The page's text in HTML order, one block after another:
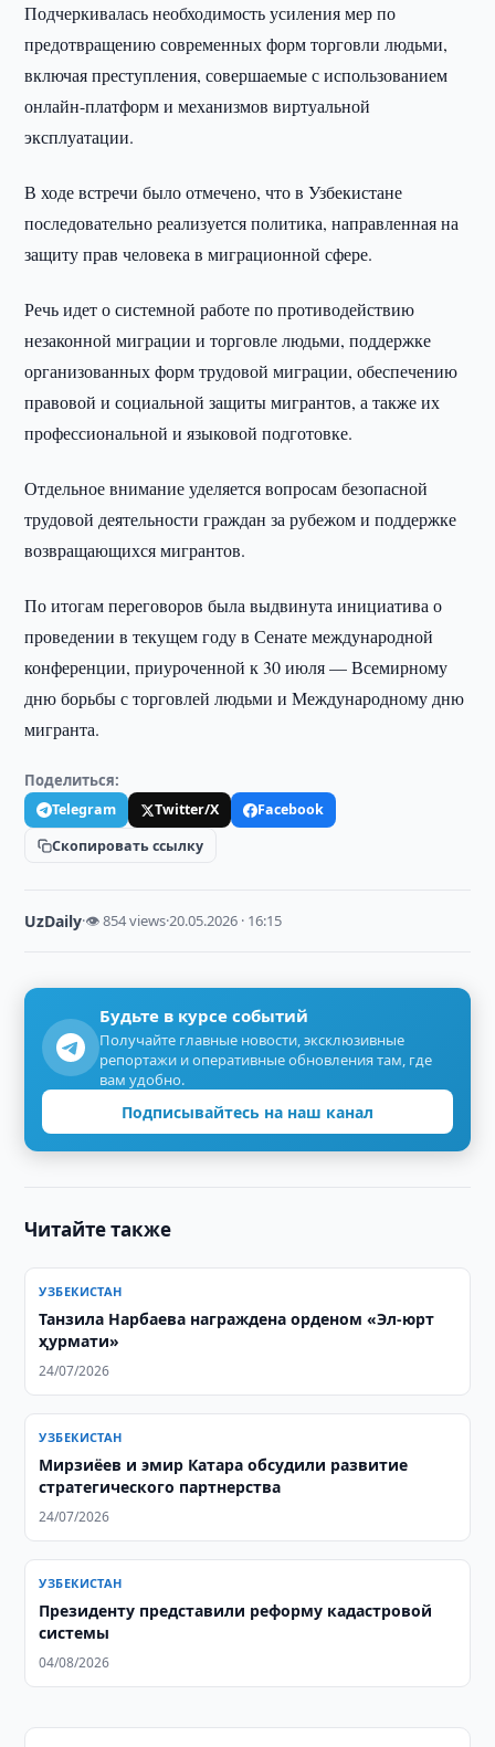
Подчеркивалась необходимость усиления мер по
предотвращению современных форм торговли людьми,
включая преступления, совершаемые с использованием
онлайн-платформ и механизмов виртуальной
эксплуатации.
В ходе встречи было отмечено, что в Узбекистане
последовательно реализуется политика, направленная на
защиту прав человека в миграционной сфере.
Речь идет о системной работе по противодействию
незаконной миграции и торговле людьми, поддержке
организованных форм трудовой миграции, обеспечению
правовой и социальной защиты мигрантов, а также их
профессиональной и языковой подготовке.
Отдельное внимание уделяется вопросам безопасной
трудовой деятельности граждан за рубежом и поддержке
возвращающихся мигрантов.
По итогам переговоров была выдвинута инициатива о
проведении в текущем году в Сенате международной
конференции, приуроченной к 30 июля — Всемирному
дню борьбы с торговлей людьми и Международному дню
мигранта.
Поделиться:
Telegram Twitter/X
Facebook
Скопировать ссылку
UzDaily·👁 854 views·20.05.2026 · 16:15
Будьте в курсе событий
Получайте главные новости, эксклюзивные
репортажи и оперативные обновления там, где
вам удобно.
Подписывайтесь на наш канал
Читайте также
УЗБЕКИСТАН
Танзила Нарбаева награждена орденом «Эл-юрт
ҳурмати»
24/07/2026
УЗБЕКИСТАН
Мирзиёев и эмир Катара обсудили развитие
стратегического партнерства
24/07/2026
УЗБЕКИСТАН
Президенту представили реформу кадастровой
системы
04/08/2026